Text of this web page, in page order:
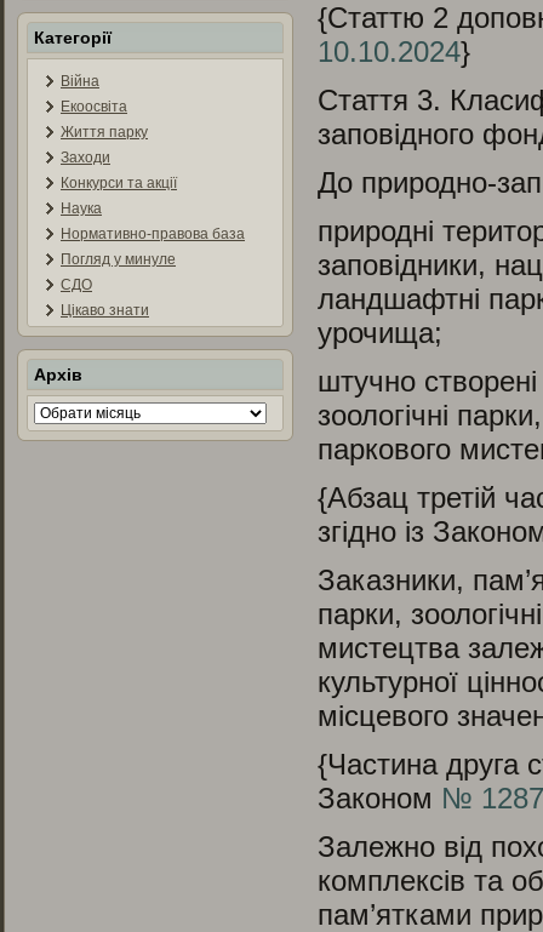
Категорії
Війна
Екоосвіта
Життя парку
Заходи
Конкурси та акції
Наука
Нормативно-правова база
Погляд у минуле
СДО
Цікаво знати
Архів
Архів
{Статтю 2
10.10.2024}
Стаття 3.
заповідного
До природно-
природні
заповідники,
ландшафтні
урочища;
штучно створені
зоологічні
паркового
{Абзац третій
згідно із
Заказники,
парки,
мистецтва
культурної
місцевого
{Частина друга
Законом №
Залежно від
комплексів та
пам’ятками